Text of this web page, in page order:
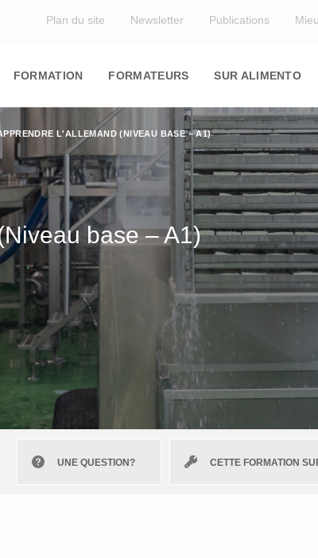
Plan du site Newsletter Publications
navigation
FORMATION FORMATEURS SUR ALIMENTO
L'ALLEMAND (NIVEAU BASE – A1)
base – A1)
UNE QUESTION? CETTE FORMATION